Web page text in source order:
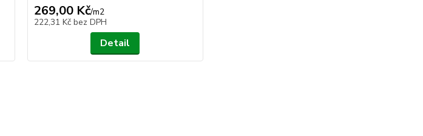
269,00 Kč/m2
222,31 Kč bez DPH
Detail